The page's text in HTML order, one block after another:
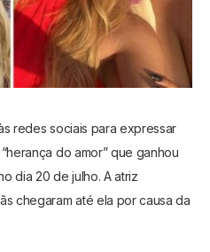
redes sociais para expressar
do amor” que ganhou
dia 20 de julho. A atriz
chegaram até ela por causa da